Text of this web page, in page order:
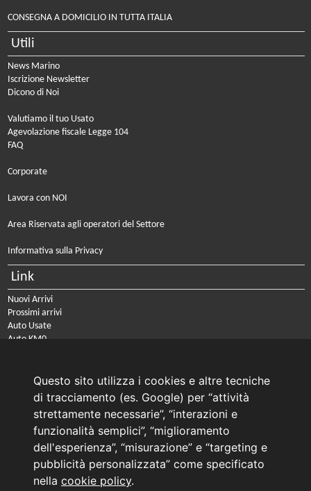
Questo sito utilizza i cookies e altre tecniche
di tracciamento (es. Google) per “attività
strettamente necessarie”, “interazioni e
funzionalità semplici”, “miglioramento
dell'esperienza”, “misurazione” e “targeting e
pubblicità personalizzata” come specificato
nella cookie policy.
CONSEGNA A DOMICILIO IN TUTTA ITALIA
Utili
News Marino
Iscrizione Newsletter
Dicono di Noi
Valutiamo il tuo Usato
Agevolazione fiscale Legge 104
FAQ
Corporate
Lavora con NOI
Area Riservata agli operatori del Settore
Informativa sulla Privacy
Link
Nuovi Arrivi
Prossimi arrivi
Auto Usate
Auto KM0
PRENOTA IL TUO INTERVENTO DI OFFICINA
PRENOTA LA REVISIONE DELLA TUA AUTO
Consulente Online Usato: 0805608980
Consulente Online Hyundai: 0805608985